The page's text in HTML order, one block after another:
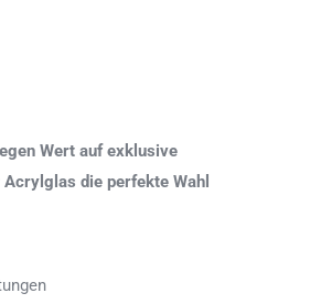
Wert auf exklusive
die perfekte Wahl